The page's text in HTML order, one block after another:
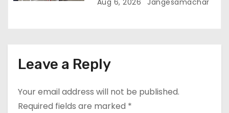
Aug 6, 2026 Jangesamachar
Leave a Reply
Your email address will not be published.
Required fields are marked *